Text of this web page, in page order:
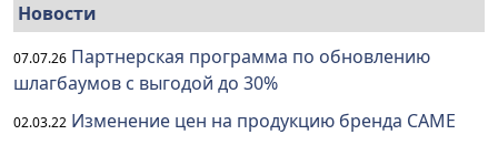
Новости
07.07.26 Партнерская программа по обновлению
шлагбаумов с выгодой до 30%
02.03.22 Изменение цен на продукцию бренда CAME